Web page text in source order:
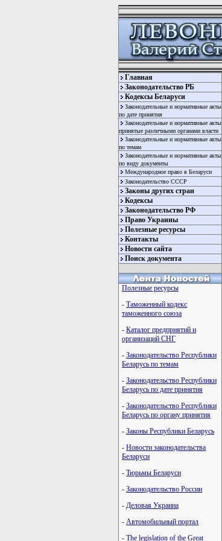
Главная
Законодательство РБ
Кодексы Беларуси
Законодательные и нормативные акты
по дате принятия
Законодательные и нормативные акты
принятые различными органами власти
Законодательные и нормативные акты
по темам
Законодательные и нормативные акты
по виду документы
Международное право в Беларуси
Законодательство СССР
Законы других стран
Кодексы
Законодательство РФ
Право Украины
Полезные ресурсы
Контакты
Новости сайта
Поиск документа
Полезные ресурсы
- Таможенный кодекс
таможенного союза
- Каталог предприятий и
организаций СНГ
- Законодательство Республики
Беларусь по темам
- Законодательство Республики
Беларусь по дате принятия
- Законодательство Республики
Беларусь по органу принятия
- Законы Республики Беларусь
- Новости законодательства
Беларуси
- Тюрьмы Беларуси
- Законодательство России
- Деловая Украина
- Автомобильный портал
- The legislation of the Great